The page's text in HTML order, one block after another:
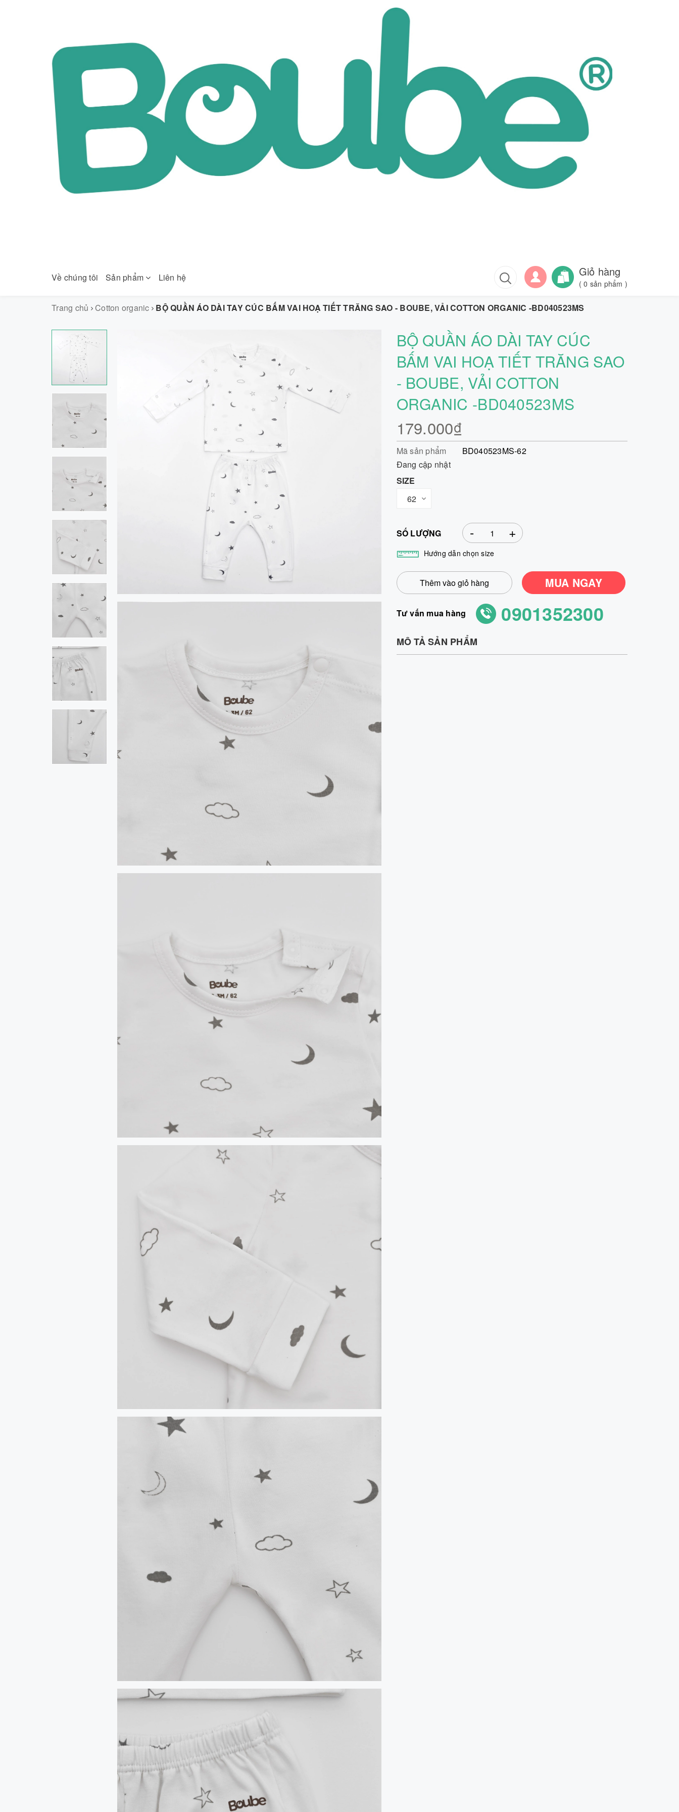
Về chúng tôi Sản phẩm Liên hệ Giỏ hàng
( 0 sản phẩm )
Trang chủ Cotton organic BỘ QUẦN ÁO DÀI TAY CÚC BẤM VAI HOẠ TIẾT TRĂNG SAO - BOUBE, VẢI COTTON ORGANIC -BD040523MS
BỘ QUẦN ÁO DÀI TAY CÚC
BẤM VAI HOẠ TIẾT TRĂNG SAO
- BOUBE, VẢI COTTON
ORGANIC -BD040523MS
179.000₫
Mã sản phẩm
BD040523MS-62
Đang cập nhật
SIZE
SỐ LƯỢNG +
-
Hướng dẫn chọn size
Thêm vào giỏ hàng MUA NGAY
Tư vấn mua hàng 0901352300
MÔ TẢ SẢN PHẨM